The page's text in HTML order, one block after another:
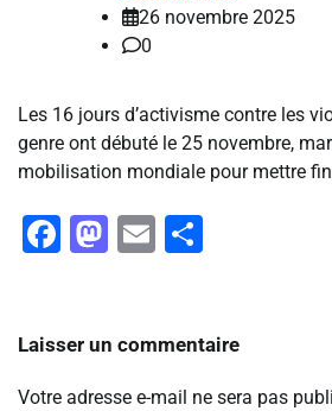
26 novembre 2025
0
Les 16 jours d’activisme contre les
genre ont débuté le 25 novembre,
mobilisation mondiale pour mettre
Facebook
Mastodon
Email
Laisser un commentaire
Votre adresse e-mail ne sera pas